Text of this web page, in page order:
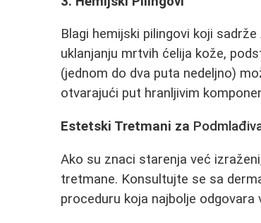
Blagi hemijski pilingovi koji
uklanjanju mrtvih ćelija kože,
(jednom do dva puta nedeljno)
otvarajući put hranljivim
Estetski Tretmani za
Ako su znaci starenja već
tretmane. Konsultujte se sa
proceduru koja najbolje odgovara